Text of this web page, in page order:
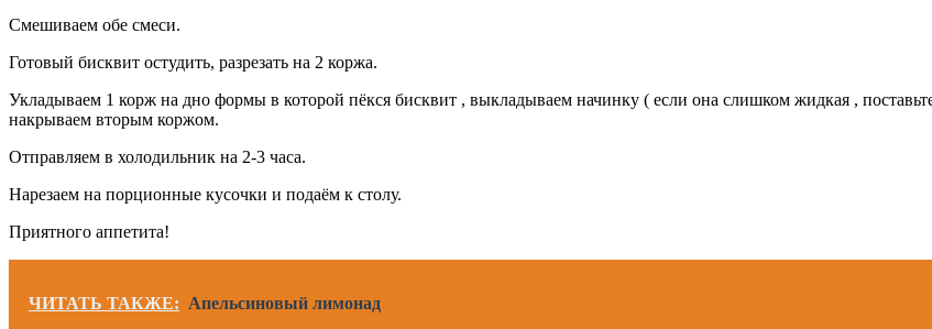
Смешиваем обе смеси.
Готовый бисквит остудить, разрезать на 2 коржа.
Укладываем 1 корж на дно формы в которой пёкся бисквит , выкладываем начинку ( если она слишком жидкая ,
накрываем вторым коржом.
Отправляем в холодильник на 2-3 часа.
Нарезаем на порционные кусочки и подаём к столу.
Приятного аппетита!
ЧИТАТЬ ТАКЖЕ: Апельсиновый лимонад